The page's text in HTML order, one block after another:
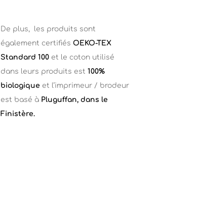
De plus, les produits sont
également certifiés OEKO-TEX
Standard 100 et le coton utilisé
dans leurs produits est 100%
biologique et l’imprimeur / brodeur
est basé à Pluguffan, dans le
Finistère.